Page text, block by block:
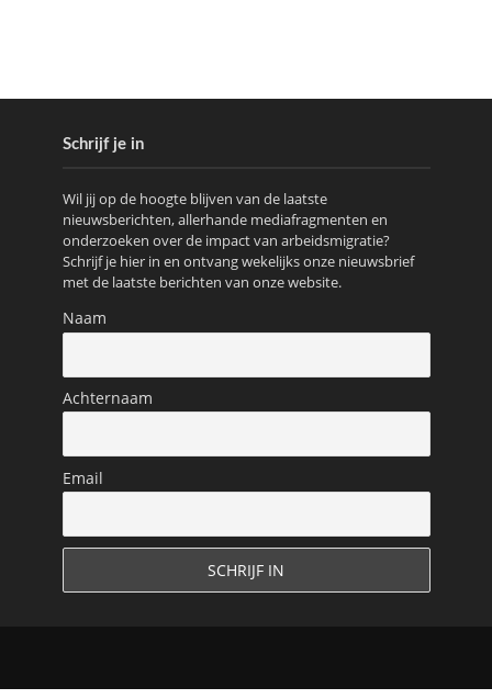
Schrijf je in
Wil jij op de hoogte blijven van de laatste
nieuwsberichten, allerhande mediafragmenten en
onderzoeken over de impact van arbeidsmigratie?
Schrijf je hier in en ontvang wekelijks onze nieuwsbrief
met de laatste berichten van onze website.
Naam
Achternaam
Email